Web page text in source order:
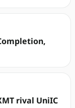
rival UniIC